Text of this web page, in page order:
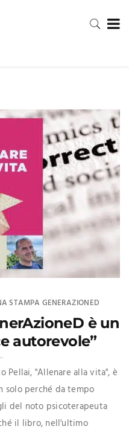
STAMPA GENERAZIONED
è un
autorevole”
Pellai, "Allenare alla vita", è
solo perché da tempo
del noto psicoterapeuta
il libro, nell'ultimo